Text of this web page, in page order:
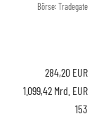
Börse: Tradegate
284,20 EUR
1.099,42 Mrd. EUR
153